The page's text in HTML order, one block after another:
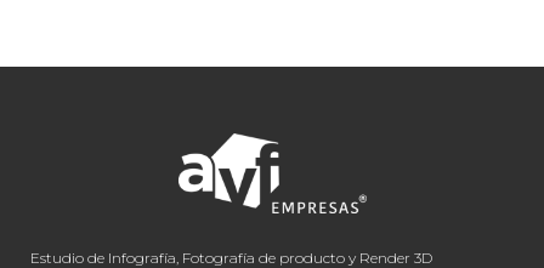
Estudio de Infografía, Fotografía de producto y Render 3D